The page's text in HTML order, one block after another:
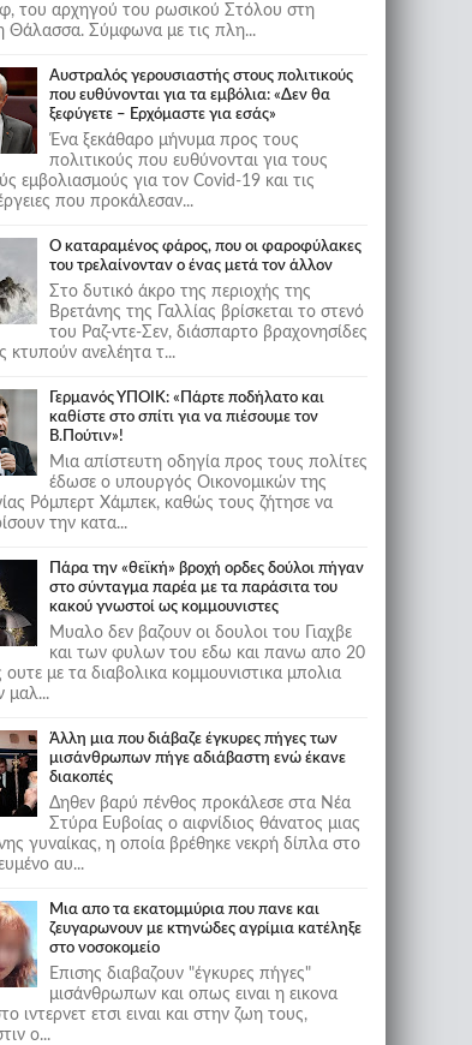
του αρχηγού του ρωσικού Στόλου στη
Θάλασσα. Σύμφωνα με τις πλη...
Αυστραλός γερουσιαστής στους πολιτικούς
που ευθύνονται για τα εμβόλια: «Δεν θα
ξεφύγετε – Ερχόμαστε για εσάς»
Ένα ξεκάθαρο μήνυμα προς τους
πολιτικούς που ευθύνονται για τους
εμβολιασμούς για τον Covid-19 και τις
που προκάλεσαν...
Ο καταραμένος φάρος, που οι φαροφύλακες
του τρελαίνονταν ο ένας μετά τον άλλον
Στο δυτικό άκρο της περιοχής της
Βρετάνης της Γαλλίας βρίσκεται το στενό
του Ραζ-ντε-Σεν, διάσπαρτο βραχονησίδες
κτυπούν ανελέητα τ...
Γερμανός ΥΠΟΙΚ: «Πάρτε ποδήλατο και
καθίστε στο σπίτι για να πιέσουμε τον
Β.Πούτιν»!
Μια απίστευτη οδηγία προς τους πολίτες
έδωσε ο υπουργός Οικονομικών της
Ρόμπερτ Χάμπεκ, καθώς τους ζήτησε να
την κατα...
Πάρα την «θεϊκή» βροχή ορδες δούλοι πήγαν
στο σύνταγμα παρέα με τα παράσιτα του
κακού γνωστοί ως κομμουνιστες
Μυαλο δεν βαζουν οι δουλοι του Γιαχβε
και των φυλων του εδω και πανω απο 20
ουτε με τα διαβολικα κομμουνιστικα μπολια
μαλ...
Άλλη μια που διάβαζε έγκυρες πήγες των
μισάνθρωπων πήγε αδιάβαστη ενώ έκανε
διακοπές
Δηθεν βαρύ πένθος προκάλεσε στα Νέα
Στύρα Ευβοίας ο αιφνίδιος θάνατος μιας
γυναίκας, η οποία βρέθηκε νεκρή δίπλα στο
αυ...
Μια απο τα εκατομμύρια που πανε και
ζευγαρωνουν με κτηνώδες αγρίμια κατέληξε
στο νοσοκομείο
Επισης διαβαζουν "έγκυρες πήγες"
μισάνθρωπων και οπως ειναι η εικονα
ιντερνετ ετσι ειναι και στην ζωη τους,
ο...